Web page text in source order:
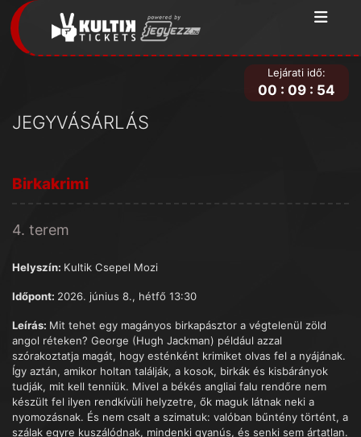
JEGYVÁSÁRLÁS
Lejárati idő:
00 : 09 : 54
Birkakrimi
4. terem
Helyszín: Kultik Csepel Mozi
Időpont: 2026. június 8., hétfő 13:30
Leírás: Mit tehet egy magányos birkapásztor a végtelenül zöld
angol réteken? George (Hugh Jackman) például azzal
szórakoztatja magát, hogy esténként krimiket olvas fel a nyájának.
Így aztán, amikor holtan találják, a kosok, birkák és kisbárányok
tudják, mit kell tenniük. Mivel a békés angliai falu rendőre nem
készült fel ilyen rendkívüli helyzetre, ők maguk látnak neki a
nyomozásnak. És nem csalt a szimatuk: valóban bűntény történt, a
szálak egyre kuszálódnak, mindenki gyanús, és senki sem ártatlan.